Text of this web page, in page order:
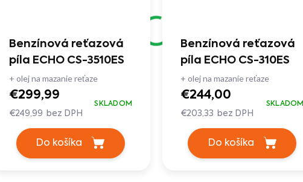
Benzínová reťazová
píla ECHO CS-3510ES
+ olej na mazanie reťaze
€299,99
€249,99 bez DPH
SKLADOM
Do košíka
Benzínová reťazová
píla ECHO CS-310ES
+ olej na mazanie reťaze
€244,00
€203,33 bez DPH
SKLADOM
Do košíka